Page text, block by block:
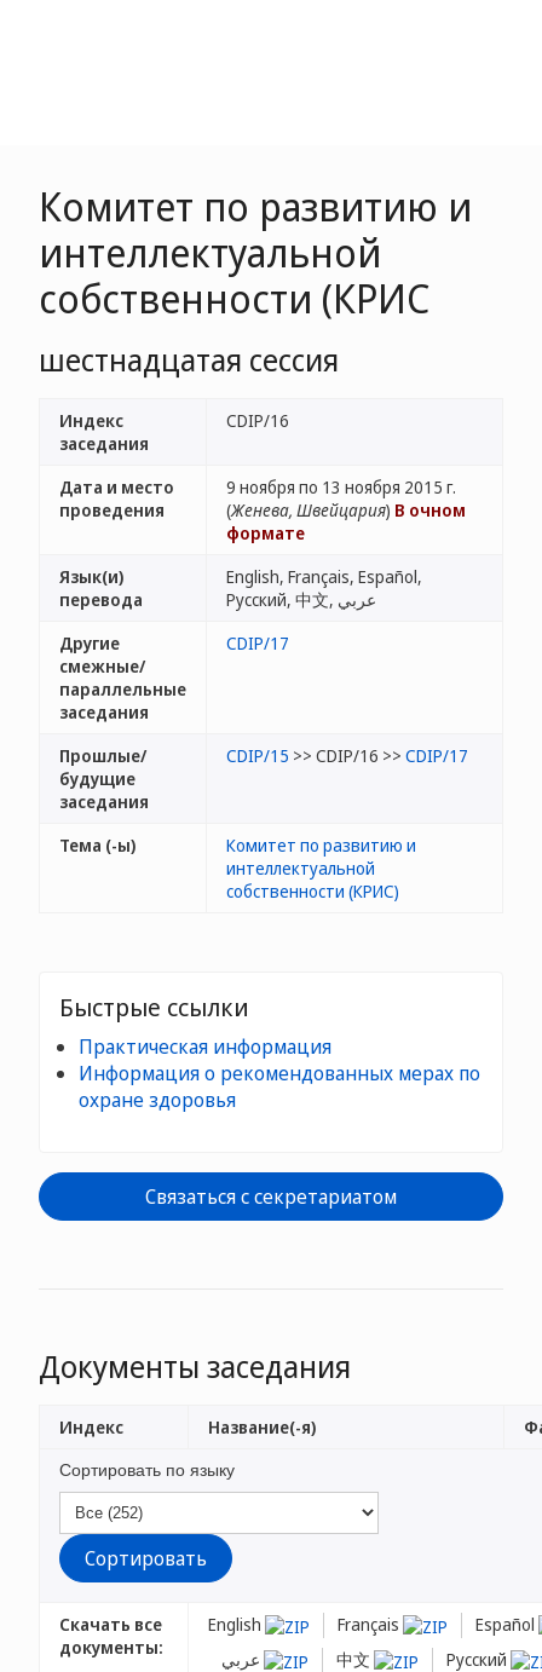
Комитет по развитию и
интеллектуальной
собственности (КРИС
шестнадцатая сессия
Индекс
заседания
CDIP/16
Дата и место
проведения
9 ноября по 13 ноября 2015 г.
(Женева, Швейцария) В очном
формате
Язык(и)
перевода
English, Français, Español,
Русский, 中文, عربي
Другие
смежные/
параллельные
заседания
CDIP/17
Прошлые/
будущие
заседания
CDIP/15 >> CDIP/16 >> CDIP/17
Тема (-ы)
Комитет по развитию и
интеллектуальной
собственности (КРИС)
Быстрые ссылки
Практическая информация
Информация о рекомендованных мерах по
охране здоровья
Связаться с секретариатом
Документы заседания
Сортировать по языку
Скачать все
документы:
English Français
Español
中文 Русский
Индекс Название(-я)